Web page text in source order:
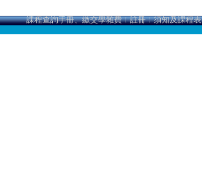
課程查詢手冊、繳交學雜費﹝註冊﹞須知及課程表